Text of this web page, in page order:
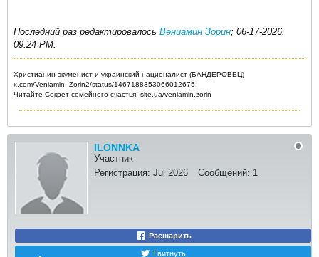
Последний раз редактировалось Вениамин Зорин; 06-17-2026,
09:24 PM.
Христианин-экуменист и украинский националист (БАНДЕРОВЕЦ)
x.com/Veniamin_Zorin2/status/1467188353066012675
Читайте Секрет семейного счастья: site.ua/veniamin.zorin
ILONNKA
Участник
Регистрация: Jul 2026 Сообщений: 1
Расшарить
Твитнуть